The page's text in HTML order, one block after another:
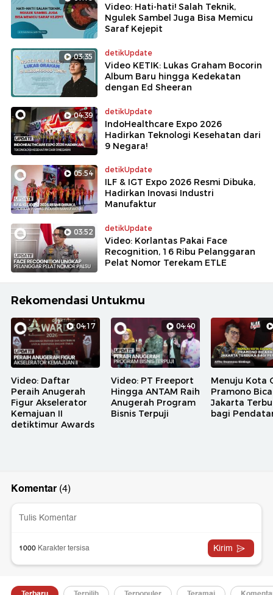
Video: Hati-hati! Salah Teknik,
Ngulek Sambel Juga Bisa Memicu
Saraf Kejepit
03:35 detikUpdate
Video KETIK: Lukas Graham Bocorin
Album Baru hingga Kedekatan
dengan Ed Sheeran
04:39 detikUpdate
IndoHealthcare Expo 2026
Hadirkan Teknologi Kesehatan dari
9 Negara!
05:54 detikUpdate
ILF & IGT Expo 2026 Resmi Dibuka,
Hadirkan Inovasi Industri
Manufaktur
03:52 detikUpdate
Video: Korlantas Pakai Face
Recognition, 16 Ribu Pelanggaran
Pelat Nomor Terekam ETLE
Rekomendasi Untukmu
04:17
Video: Daftar
Peraih Anugerah
Figur Akselerator
Kemajuan II
detiktimur Awards
04:40
Video: PT Freeport
Hingga ANTAM Raih
Anugerah Program
Bisnis Terpuji
Menuju Kota
Pramono
Jakarta
bagi